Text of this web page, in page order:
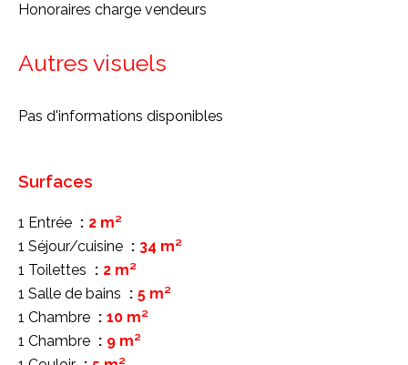
Honoraires charge vendeurs
Autres visuels
Pas d'informations disponibles
Surfaces
1 Entrée
2 m²
1 Séjour/cuisine
34 m²
1 Toilettes
2 m²
1 Salle de bains
5 m²
1 Chambre
10 m²
1 Chambre
9 m²